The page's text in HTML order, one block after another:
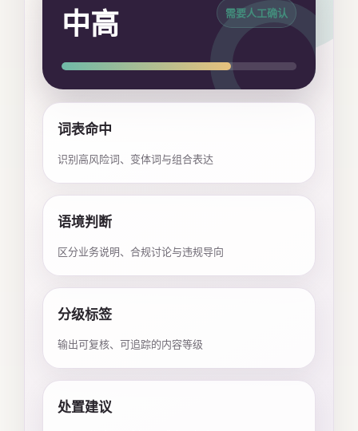
中高 需要人工确认
词表命中
识别高风险词、变体词与组合表达
语境判断
区分业务说明、合规讨论与违规导向
分级标签
输出可复核、可追踪的内容等级
处置建议